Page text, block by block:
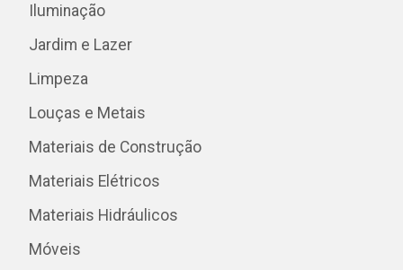
Iluminação
Jardim e Lazer
Limpeza
Louças e Metais
Materiais de Construção
Materiais Elétricos
Materiais Hidráulicos
Móveis